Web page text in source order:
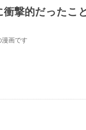
撃的だったこ
画です